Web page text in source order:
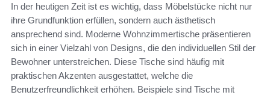
In der heutigen Zeit ist es wichtig, dass Möbelstücke nicht nur
ihre Grundfunktion erfüllen, sondern auch ästhetisch
ansprechend sind. Moderne Wohnzimmertische präsentieren
sich in einer Vielzahl von Designs, die den individuellen Stil der
Bewohner unterstreichen. Diese Tische sind häufig mit
praktischen Akzenten ausgestattet, welche die
Benutzerfreundlichkeit erhöhen. Beispiele sind Tische mit